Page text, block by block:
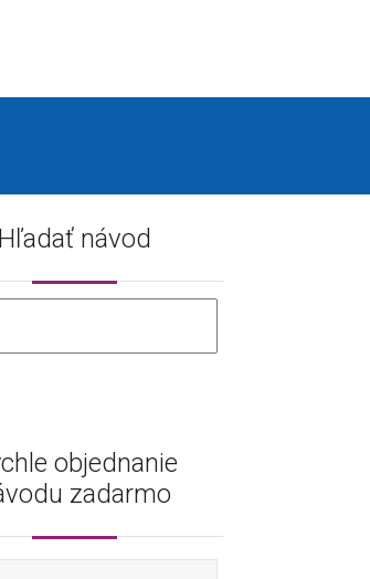
Hľadať návod
objednanie
zadarmo